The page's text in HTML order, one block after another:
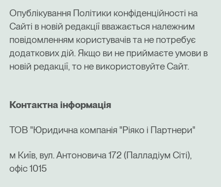
Опублікування Політики конфіденційності на
Сайті в новій редакції вважається належним
повідомленням користувачів та не потребує
додаткових дій. Якщо ви не приймаєте умови в
новій редакції, то не використовуйте Сайт.
Контактна інформація
ТОВ "Юридична компанія "Ріяко і Партнери"
м Київ, вул. Антоновича 172 (Палладіум Сіті),
офіс 1015